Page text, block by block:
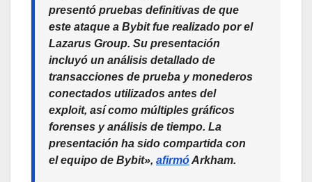
presentó pruebas definitivas de que
este ataque a Bybit fue realizado por el
Lazarus Group. Su presentación
incluyó un análisis detallado de
transacciones de prueba y monederos
conectados utilizados antes del
exploit, así como múltiples gráficos
forenses y análisis de tiempo. La
presentación ha sido compartida con
el equipo de Bybit», afirmóArkham.